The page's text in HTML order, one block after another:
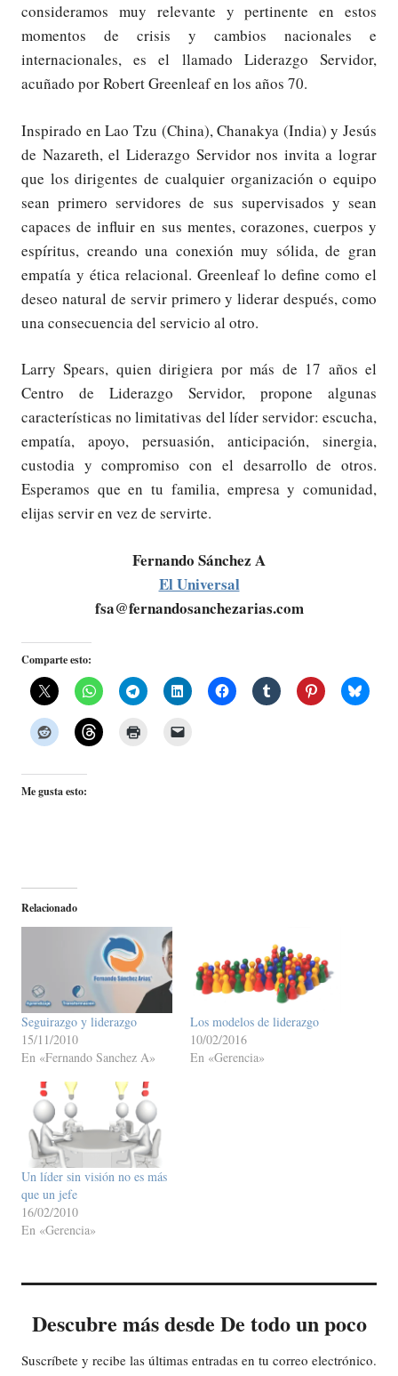
consideramos muy relevante y pertinente en estos
momentos de crisis y cambios nacionales e
internacionales, es el llamado Liderazgo Servidor,
acuñado por Robert Greenleaf en los años 70.
Inspirado en Lao Tzu (China), Chanakya (India) y Jesús
de Nazareth, el Liderazgo Servidor nos invita a lograr
que los dirigentes de cualquier organización o equipo
sean primero servidores de sus supervisados y sean
capaces de influir en sus mentes, corazones, cuerpos y
espíritus, creando una conexión muy sólida, de gran
empatía y ética relacional. Greenleaf lo define como el
deseo natural de servir primero y liderar después, como
una consecuencia del servicio al otro.
Larry Spears, quien dirigiera por más de 17 años el
Centro de Liderazgo Servidor, propone algunas
características no limitativas del líder servidor: escucha,
empatía, apoyo, persuasión, anticipación, sinergia,
custodia y compromiso con el desarrollo de otros.
Esperamos que en tu familia, empresa y comunidad,
elijas servir en vez de servirte.
Fernando Sánchez A
El Universal
fsa@fernandosanchezarias.com
Comparte esto:
Me gusta esto:
Relacionado
Seguirazgo y liderazgo
15/11/2010
En «Fernando Sanchez A»
Los modelos de liderazgo
10/02/2016
En «Gerencia»
Un líder sin visión no es más
que un jefe
16/02/2010
En «Gerencia»
Descubre más desde De todo un poco
Suscríbete y recibe las últimas entradas en tu correo electrónico.